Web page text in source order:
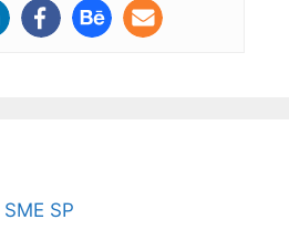
SP